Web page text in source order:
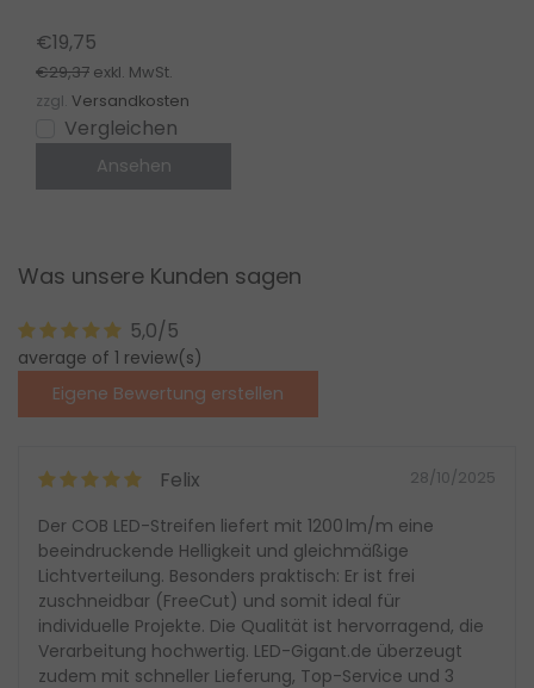
White/RGB/RGBW/RGBWW/RGBCCT
LED-Streifen 12-24V
– SZ5
€19,75
€29,37 exkl. MwSt.
zzgl. Versandkosten
Vergleichen
Ansehen
Was unsere Kunden sagen
5,0/5
average of 1 review(s)
Eigene Bewertung erstellen
Felix 28/10/2025
Der COB LED-Streifen liefert mit 1200 lm/m eine
beeindruckende Helligkeit und gleichmäßige
Lichtverteilung. Besonders praktisch: Er ist frei
zuschneidbar (FreeCut) und somit ideal für
individuelle Projekte. Die Qualität ist hervorragend, die
Verarbeitung hochwertig. LED-Gigant.de überzeugt
zudem mit schneller Lieferung, Top-Service und 3